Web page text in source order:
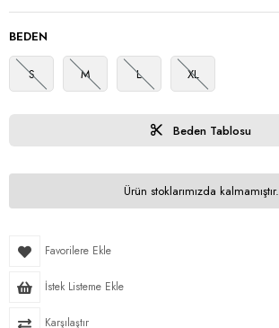
BEDEN
S M L XL
Beden Tablosu
Ürün stoklarımızda kalmamıştır.
Favorilere Ekle
İstek Listeme Ekle
Karşılaştır